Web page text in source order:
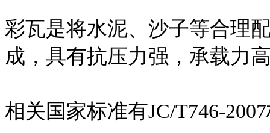
彩瓦是将水泥、沙子等合理
成，具有抗压力强，承载力
相关国家标准有JC/T746-